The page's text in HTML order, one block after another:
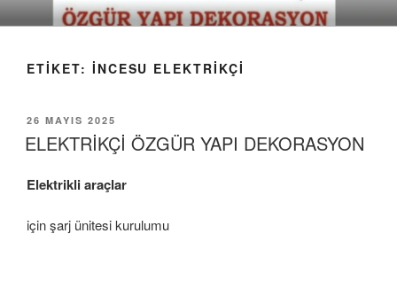
İçeriğe
geç
ETIKET: İNCESU ELEKTRIKÇI
YAYIM
TARIHI
26 MAYIS 2025
ELEKTRİKÇİ ÖZGÜR YAPI DEKORASYON
Elektrikli araçlar
için şarj ünitesi kurulumu